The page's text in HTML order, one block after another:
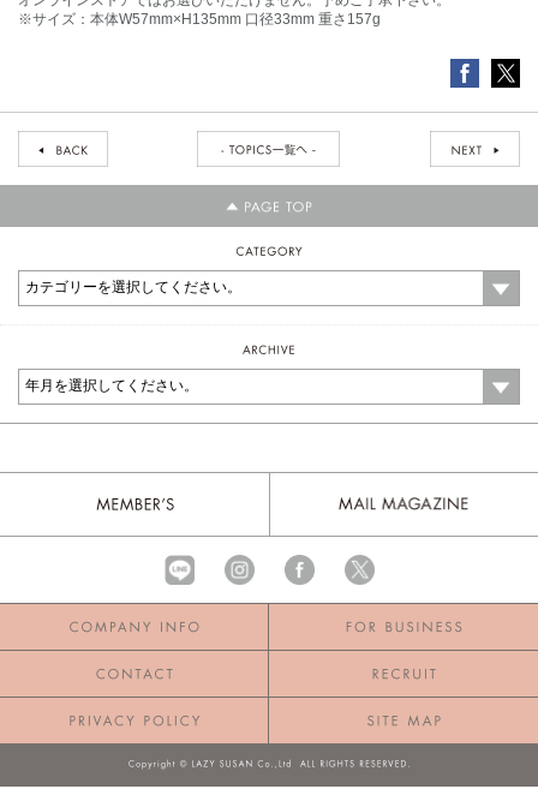
※サイズ：本体W57mm×H135mm 口径33mm 重さ157g